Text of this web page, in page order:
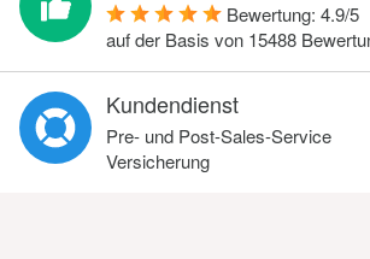
Bewertung: 4.9/5
auf der Basis von 15488
Kundendienst
Pre- und Post-Sales-Service
Versicherung